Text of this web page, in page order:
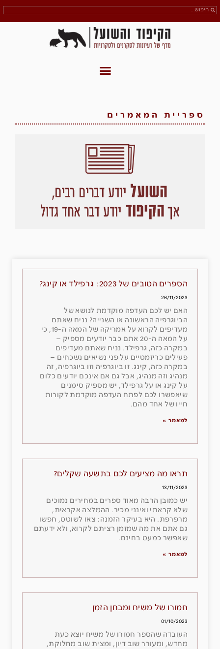
ספריית המאמרים
הספרים הטובים של 2023: גרפילד או קינג?
26/11/2023
האם יש לכם העדפה מוקדמת לנושא של
הביוגרפיה הראשונה או השנייה? נניח שאתם
מעדיפים לקרוא על אמריקה של המאה ה-19, כי
על המאה ה-20 אתם כבר יודעים מספיק –
במקרה כזה, גרפילד. נניח שאתם מעדיפים
פעילים כריזמטיים על פני נשיאים נשכחים –
במקרה כזה, קינג. זו ביוגרפיה וזו ביוגרפיה, זה
מנהיג וזה מנהיג, אבל גם אם אינכם יודעים כלום
על קינג או על גרפילד, יש מספיק סימנים
שיאפשרו לכם לפתח העדפה מוקדמת לקורות
חייו של אחד מהם.
למאמר »
תראו מה מציעים לכם בתשעה שקלים?
13/11/2023
יש כמובן הרבה מאוד ספרים במחירים נמוכים
שלא קראתי ואינני מכיר. ההמלצה אקראית,
מרפרפת. היא בעיקר הזמנה: צאו לשוטט, חפשו
גם אתם את מה שמזמן רציתם לקרוא, ולא ידעתם
שאפשר כמעט בחינם.
למאמר »
חמורו של משיח ומבחן הזמן
01/10/2023
העובדה שהספר חמורו של משיח יוצא כעת
מחדש, ומעורר שוב דיון, ומצית שוב מחלוקת,